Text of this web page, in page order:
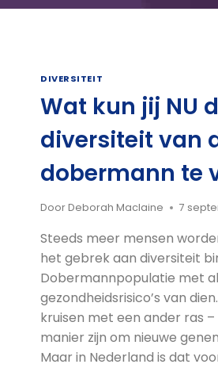
DIVERSITEIT
Wat kun jij NU
diversiteit van
dobermann te
DoorDeborah Maclaine 7
Steeds meer mensen
het gebrek aan diversiteit
Dobermannpopulatie met
gezondheidsrisico’s van
kruisen met een ander ras
manier zijn om nieuwe
Maar in Nederland is dat